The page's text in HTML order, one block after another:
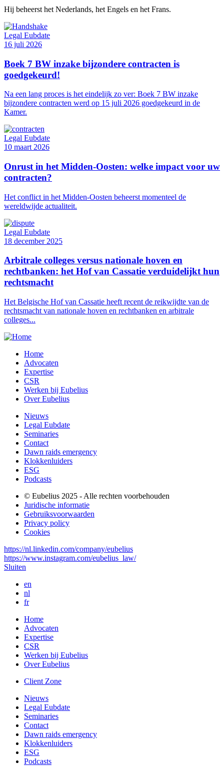
Hij beheerst het Nederlands, het Engels en het Frans.
Legal Eubdate
16 juli 2026
Boek 7 BW inzake bijzondere contracten is
goedgekeurd!
Na een lang proces is het eindelijk zo ver: Boek 7 BW inzake
bijzondere contracten werd op 15 juli 2026 goedgekeurd in de
Kamer.
Legal Eubdate
10 maart 2026
Onrust in het Midden-Oosten: welke impact voor uw
contracten?
Het conflict in het Midden-Oosten beheerst momenteel de
wereldwijde actualiteit.
Legal Eubdate
18 december 2025
Arbitrale colleges versus nationale hoven en
rechtbanken: het Hof van Cassatie verduidelijkt hun
rechtsmacht
Het Belgische Hof van Cassatie heeft recent de reikwijdte van de
rechtsmacht van nationale hoven en rechtbanken en arbitrale
colleges...
Home
Advocaten
Expertise
CSR
Werken bij Eubelius
Over Eubelius
Nieuws
Legal Eubdate
Seminaries
Contact
Dawn raids emergency
Klokkenluiders
ESG
Podcasts
© Eubelius 2025 - Alle rechten voorbehouden
Juridische informatie
Gebruiksvoorwaarden
Privacy policy
Cookies
https://nl.linkedin.com/company/eubelius
https://www.instagram.com/eubelius_law/
Sluiten
en
nl
fr
Home
Advocaten
Expertise
CSR
Werken bij Eubelius
Over Eubelius
Client Zone
Nieuws
Legal Eubdate
Seminaries
Contact
Dawn raids emergency
Klokkenluiders
ESG
Podcasts